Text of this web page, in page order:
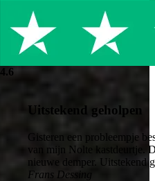
4.6
Uitstekend geholpen
Gisteren een probleempje
van mijn Nolte kastdeurtje.
nieuwe demper. Uitstekend
Frans Dessing